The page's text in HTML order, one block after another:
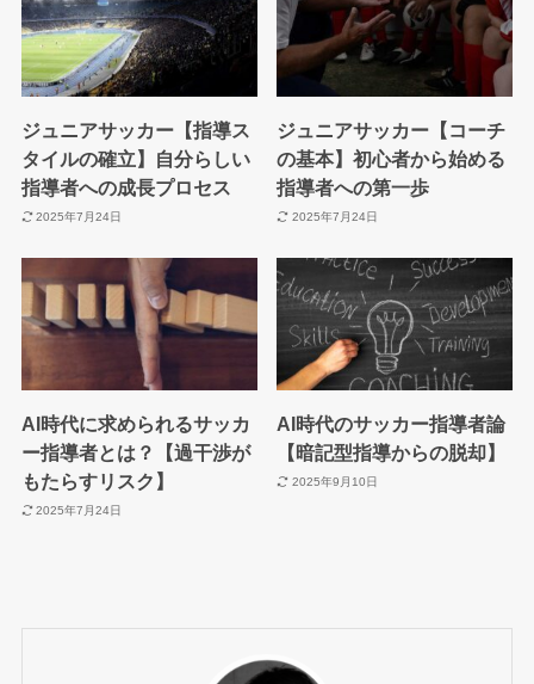
ジュニアサッカー【指導ス
タイルの確立】自分らしい
指導者への成長プロセス
2025年7月24日
ジュニアサッカー【コーチ
の基本】初心者から始める
指導者への第一歩
2025年7月24日
AI時代に求められるサッカ
ー指導者とは？【過干渉が
もたらすリスク】
2025年7月24日
AI時代のサッカー指導者論
【暗記型指導からの脱却】
2025年9月10日